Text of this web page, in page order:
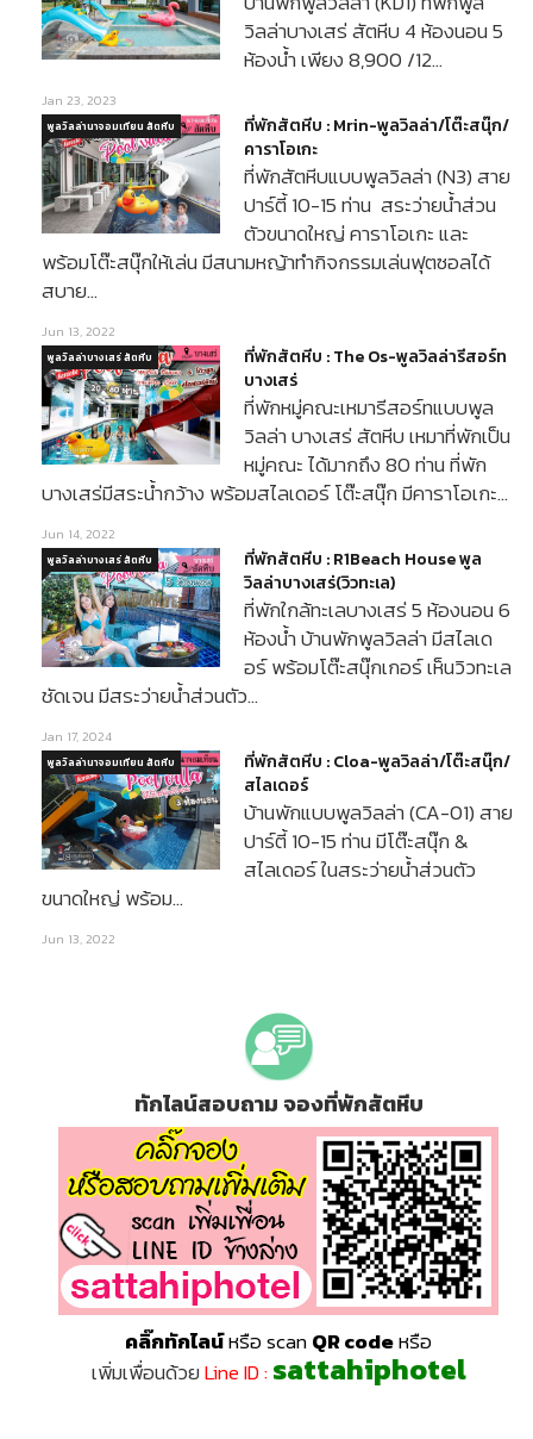
วิลล่าบางเสร่ สัตหีบ 4 ห้องนอน 5
ห้องน้ำ เพียง 8,900 /12…
Jan 23, 2023
ที่พักสัตหีบ : Mrin-พูลวิลล่า/โต๊ะสนุ๊ก/
คาราโอเกะ
ที่พักสัตหีบแบบพูลวิลล่า (N3) สาย
ปาร์ตี้ 10-15 ท่าน สระว่ายน้ำส่วน
ตัวขนาดใหญ่ คาราโอเกะ และ
พร้อมโต๊ะสนุ๊กให้เล่น มีสนามหญ้าทำกิจกรรมเล่นฟุตซอลได้
สบาย…
พูลวิลล่านาจอมเทียน สัตหีบ
Jun 13, 2022
ที่พักสัตหีบ : The Os-พูลวิลล่ารีสอร์ท
บางเสร่
ที่พักหมู่คณะเหมารีสอร์ทแบบพูล
วิลล่า บางเสร่ สัตหีบ เหมาที่พักเป็น
หมู่คณะ ได้มากถึง 80 ท่าน ที่พัก
บางเสร่มีสระน้ำกว้าง พร้อมสไลเดอร์ โต๊ะสนุ๊ก มีคาราโอเกะ…
พูลวิลล่าบางเสร่ สัตหีบ
Jun 14, 2022
ที่พักสัตหีบ : R1Beach House พูล
วิลล่าบางเสร่(วิวทะเล)
ที่พักใกล้ทะเลบางเสร่ 5 ห้องนอน 6
ห้องน้ำ บ้านพักพูลวิลล่า มีสไลเด
อร์ พร้อมโต๊ะสนุ๊กเกอร์ เห็นวิวทะเล
ชัดเจน มีสระว่ายน้ำส่วนตัว…
พูลวิลล่าบางเสร่ สัตหีบ
Jan 17, 2024
ที่พักสัตหีบ : Cloa-พูลวิลล่า/โต๊ะสนุ๊ก/
สไลเดอร์
บ้านพักแบบพูลวิลล่า (CA-01) สาย
ปาร์ตี้ 10-15 ท่าน มีโต๊ะสนุ๊ก &
สไลเดอร์ ในสระว่ายน้ำส่วนตัว
ขนาดใหญ่ พร้อม…
พูลวิลล่านาจอมเทียน สัตหีบ
Jun 13, 2022
ทักไลน์สอบถาม จองที่พักสัตหีบ
คลิ๊กทักไลน์หรือ scanQR codeหรือ
เพิ่มเพื่อนด้วยLine ID : sattahiphotel